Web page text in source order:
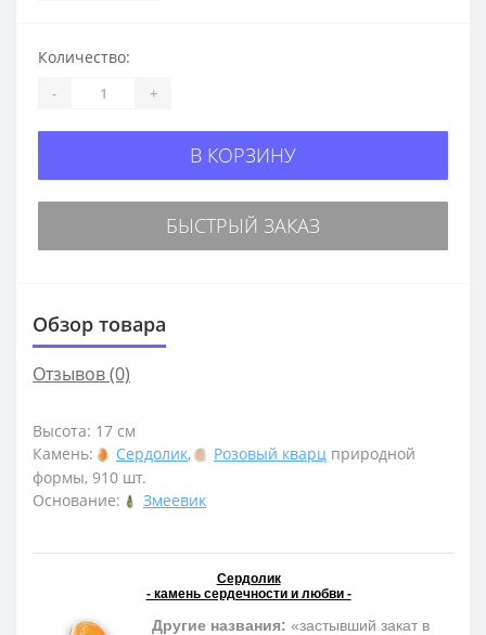
Количество:
- +
В КОРЗИНУ
БЫСТРЫЙ ЗАКАЗ
Обзор товара
Отзывов (0)
Высота: 17 см
Камень:
Сердолик, Розовый кварц природной
формы, 910 шт.
Основание:
Змеевик
Сердолик
- камень сердечности и любви -
Другие названия: «застывший закат в